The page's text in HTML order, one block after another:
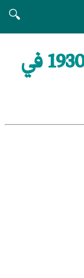
🔍
فهرس:تأسيسات سنة 1930 في